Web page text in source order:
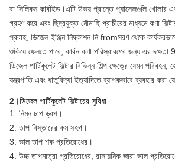
বা সিলিকন কার্বাইড।এটি উভয় প্রান্তে প্যাসেজগুলি খোলার
গ্রহণ করে এবং ছিদ্রযুক্ত মৌমাছি প্রাচীরের মাধ্যমে কণা
প্রবাহ, ডিজেল ইঞ্জিন নিষ্কাশন নি fromসরণ থেকে
শুকিয়ে ফেলতে পারে, কার্বন কণা পরিস্রাবণের জন্য এর
ডিজেল পার্টিকুলেট ফিল্টার বিভিন্ন শিল্প ক্ষেত্রে যেমন পরিবহন,
যন্ত্রপাতি এবং ধাতুবিদ্যা ইত্যাদিতে ব্যাপকভাবে ব্যবহার করা
2।ডিজেল পার্টিকুলেট ফিল্টারের সুবিধা
1. নিম্ন চাপ ড্রপ।
2. তাপ বিস্তারের কম সহগ।
3. ভাল তাপ শক প্রতিরোধের।
4. উচ্চ তাপমাত্রা প্রতিরোধের, রাসায়নিক জারা ভাল